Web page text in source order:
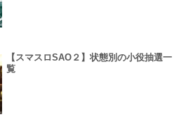
【スマスロSAO２】状態別の小役抽選一
覧